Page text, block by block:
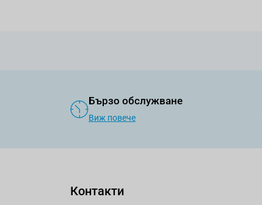
Бързо обслужване
Виж повече
Контакти